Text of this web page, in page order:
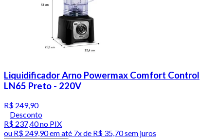
Liquidificador Arno Powermax Comfort Control
LN65 Preto - 220V
R$ 249,90
Desconto
R$ 237,40no PIX
ou R$ 249,90em até 7x de R$ 35,70 sem juros